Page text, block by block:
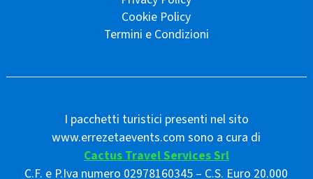
Cookie Policy
Termini e Condizioni
I pacchetti turistici presenti nel sito
www.errezetaevents.com sono a cura di
Cactus Travel Services Srl
C.F. e P.Iva numero 02978160345 – C.S. Euro 20.000